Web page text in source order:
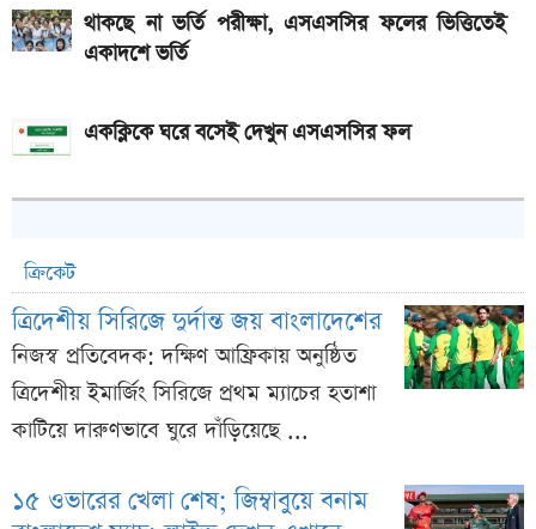
থাকছে না ভর্তি পরীক্ষা, এসএসসির ফলের ভিত্তিতেই
একাদশে ভর্তি
একক্লিকে ঘরে বসেই দেখুন এসএসসির ফল
ক্রিকেট
ত্রিদেশীয় সিরিজে দুর্দান্ত জয় বাংলাদেশের
নিজস্ব প্রতিবেদক: দক্ষিণ আফ্রিকায় অনুষ্ঠিত
ত্রিদেশীয় ইমার্জিং সিরিজে প্রথম ম্যাচের হতাশা
কাটিয়ে দারুণভাবে ঘুরে দাঁড়িয়েছে ...
১৫ ওভারের খেলা শেষ; জিম্বাবুয়ে বনাম